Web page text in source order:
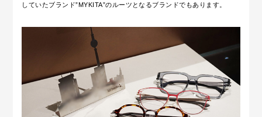
していたブランド”MYKITA”のルーツとなるブランドでもあります。